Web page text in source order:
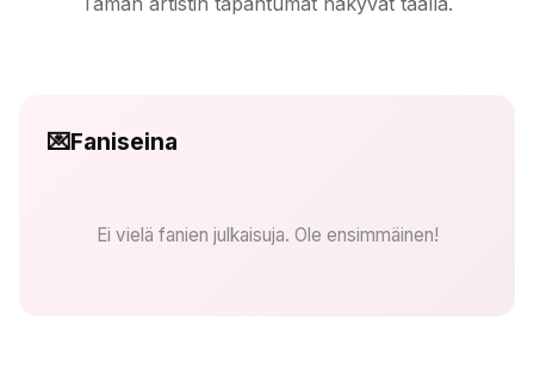
💌Faniseina
Ei vielä fanien julkaisuja. Ole ensimmäinen!